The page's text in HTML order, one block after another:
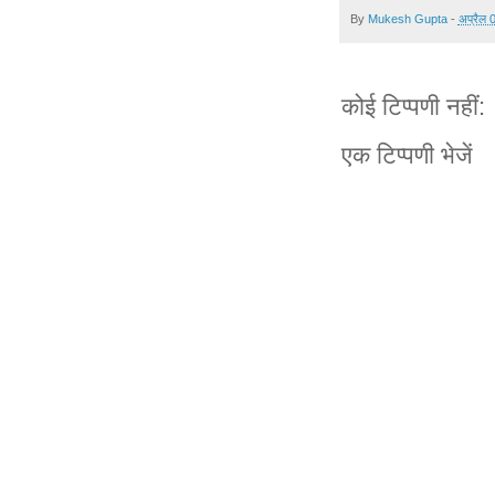
By Mukesh Gupta - अप्रैल
कोई टिप्पणी नहीं:
एक टिप्पणी भेजें